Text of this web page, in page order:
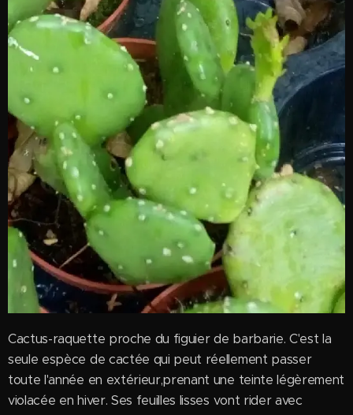
Cactus-raquette proche du figuier de barbarie. C'est la
seule espèce de cactée qui peut réellement passer
toute l'année en extérieur,prenant une teinte légèrement
violacée en hiver. Ses feuilles lisses vont rider avec